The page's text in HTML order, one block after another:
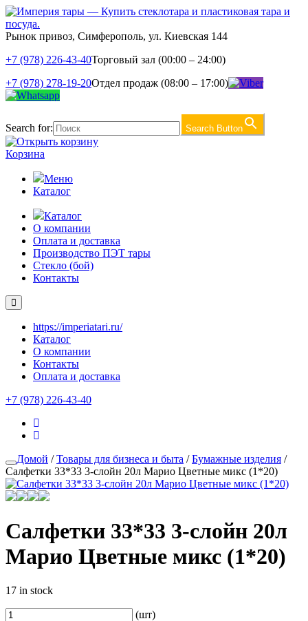
Рынок привоз, Симферополь, ул. Киевская 144
+7 (978) 226-43-40Торговый зал (00:00 – 24:00)
+7 (978) 278-19-20Отдел продаж (08:00 – 17:00)
Search for: Search Button
Корзина
Меню
Каталог
Каталог
О компании
Оплата и доставка
Производство ПЭТ тары
Стекло (бой)
Контакты
https://imperiatari.ru/
Каталог
О компании
Контакты
Оплата и доставка
+7 (978) 226-43-40
Домой /Товары для бизнеса и быта /Бумажные изделия /
Салфетки 33*33 3-слойн 20л Марио Цветные микс (1*20)
Салфетки 33*33 3-слойн 20л
Марио Цветные микс (1*20)
17 in stock
(шт)